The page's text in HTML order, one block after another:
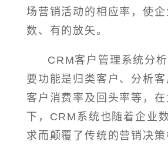
场营销活动的相应率，使
数、有的放矢。
CRM客户管理系统分
要功能是归类客户、分析
客户消费率及回头率等，
下，CRM系统也随着企业
求而颠覆了传统的营销决